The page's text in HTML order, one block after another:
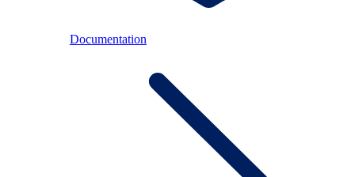
Documentation